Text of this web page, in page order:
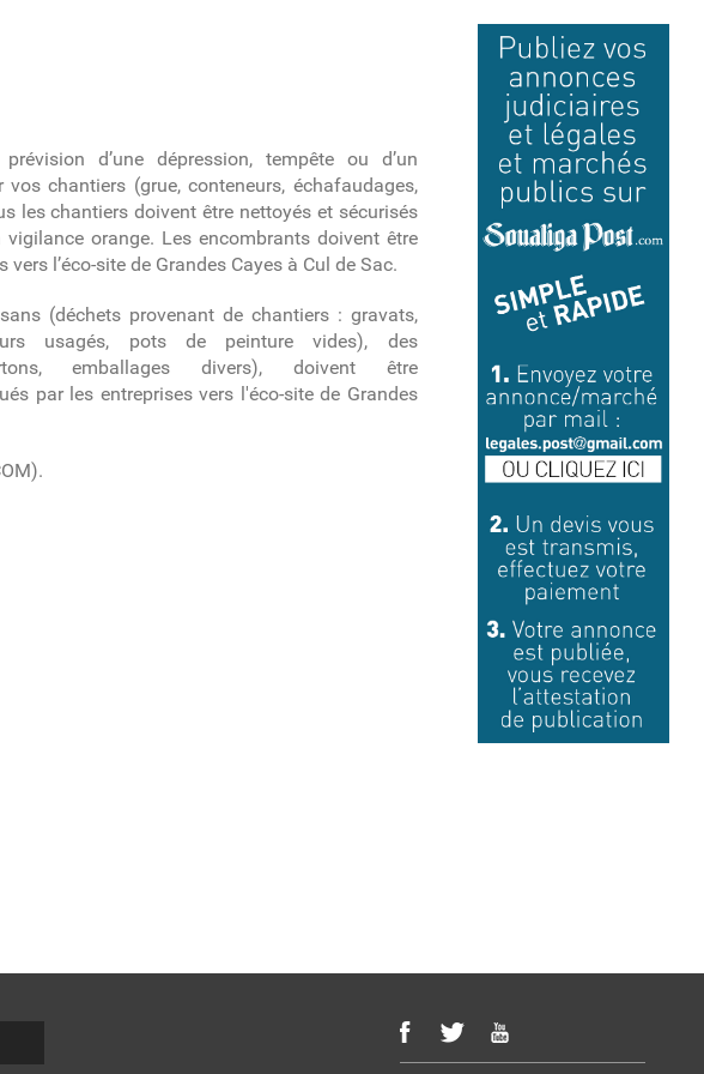
d’une dépression, tempête ou d’un
vos chantiers (grue, conteneurs, échafaudages,
les chantiers doivent être nettoyés et sécurisés
orange. Les encombrants doivent être
l’éco-site de Grandes Cayes à Cul de Sac.
(déchets provenant de chantiers : gravats,
usagés, pots de peinture vides), des
emballages divers), doivent être
par les entreprises vers l'éco-site de Grandes